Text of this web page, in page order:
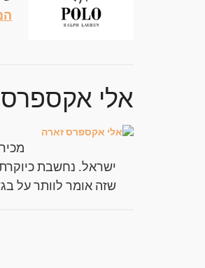
אלי
ישראל. נחשבת
שזה אומר לוותר על